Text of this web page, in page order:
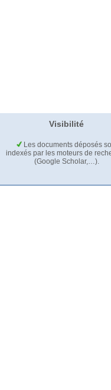
Visibilité
Les documents déposés
indexés par les moteurs de
(Google Scholar,…).